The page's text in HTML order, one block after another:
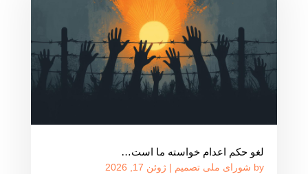
لغو حکم اعدام خواسته ما است…
by شورای ملی تصمیم | ژوئن 17, 2026